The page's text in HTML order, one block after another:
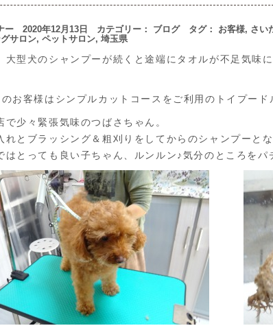
ー 2020年12月13日 カテゴリー： ブログタグ： お客様, さい
グサロン, ペットサロン, 埼玉県
大型犬のシャンプーが続くと途端にタオルが不足気味
お客様はシンプルカットコースをご利用のトイプー
で少々緊張気味のつばさちゃん。
れとブラッシング＆粗刈りをしてからのシャンプーとな
はとっても良い子ちゃん、ルンルン♪気分のところをパ